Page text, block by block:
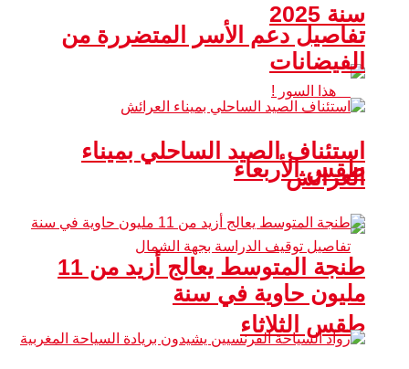
سنة 2025
طقس الأربعاء
طقس الثلاثاء
تفاصيل دعم الأسر المتضررة من
الفيضانات
استئناف الصيد الساحلي بميناء
العرائش
طنجة المتوسط يعالج أزيد من 11
مليون حاوية في سنة